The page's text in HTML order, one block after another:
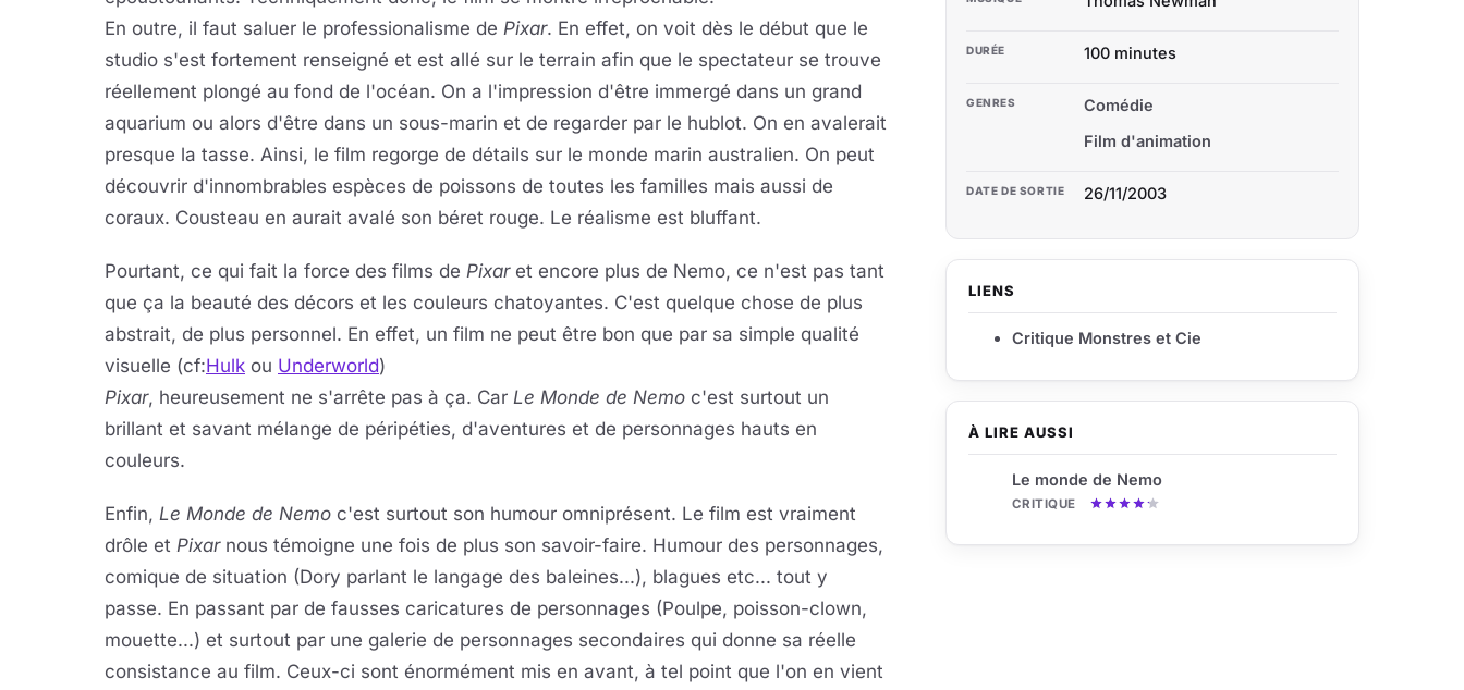
En outre, il faut saluer le professionalisme de Pixar. En effet, on voit dès le début que le
studio s'est fortement renseigné et est allé sur le terrain afin que le spectateur se trouve
réellement plongé au fond de l'océan. On a l'impression d'être immergé dans un grand
aquarium ou alors d'être dans un sous-marin et de regarder par le hublot. On en avalerait
presque la tasse. Ainsi, le film regorge de détails sur le monde marin australien. On peut
découvrir d'innombrables espèces de poissons de toutes les familles mais aussi de
coraux. Cousteau en aurait avalé son béret rouge. Le réalisme est bluffant.
Pourtant, ce qui fait la force des films de Pixaret encore plus de Nemo, ce n'est pas tant
que ça la beauté des décors et les couleurs chatoyantes. C'est quelque chose de plus
abstrait, de plus personnel. En effet, un film ne peut être bon que par sa simple qualité
visuelle (cf:Hulk ou Underworld)
Pixar, heureusement ne s'arrête pas à ça. Car Le Monde de Nemo c'est surtout un
brillant et savant mélange de péripéties, d'aventures et de personnages hauts en
couleurs.
Enfin, Le Monde de Nemo c'est surtout son humour omniprésent. Le film est vraiment
drôle et Pixarnous témoigne une fois de plus son savoir-faire. Humour des personnages,
comique de situation (Dory parlant le langage des baleines...), blagues etc... tout y
passe. En passant par de fausses caricatures de personnages (Poulpe, poisson-clown,
mouette...) et surtout par une galerie de personnages secondaires qui donne sa réelle
consistance au film. Ceux-ci sont énormément mis en avant, à tel point que l'on en vient
À LIRE AUSSI
Le monde de Nemo
CRITIQUE
DURÉE 100 minutes
GENRES
Comédie
Film d'animation
DATE DE SORTIE 26/11/2003
LIENS
Critique Monstres et Cie